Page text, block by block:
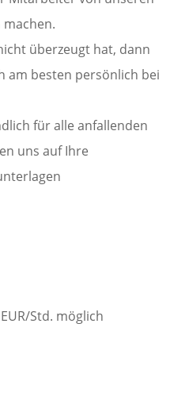
überzeugt hat, dann
am besten persönlich bei
für alle anfallenden
uns auf Ihre
Std. möglich